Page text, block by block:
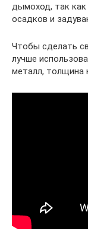
дымоход, так
осадков и
Чтобы сделать
лучше
металл, толщина